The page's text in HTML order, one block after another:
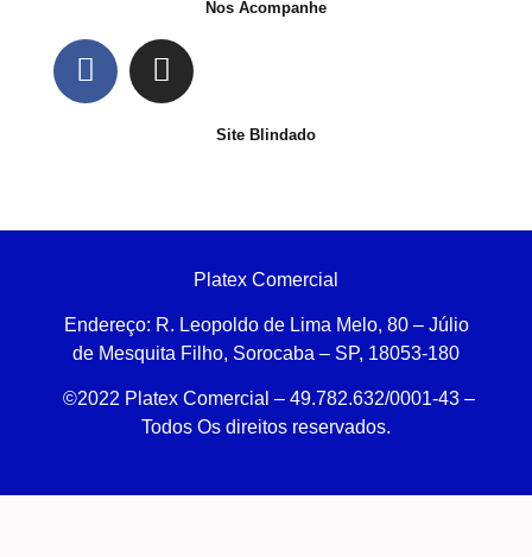
Nos Acompanhe
Site Blindado
Platex Comercial
Endereço: R. Leopoldo de Lima Melo, 80 – Júlio
de Mesquita Filho, Sorocaba – SP, 18053-180
©2022 Platex Comercial – 49.782.632/0001-43 –
Todos Os direitos reservados.